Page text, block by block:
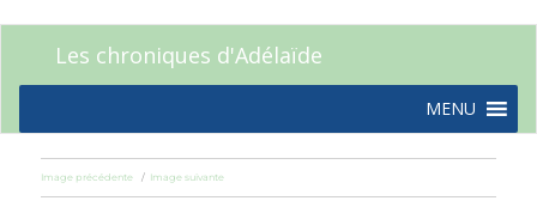
Les chroniques d'Adélaïde
MENU
Image précédente Image suivante